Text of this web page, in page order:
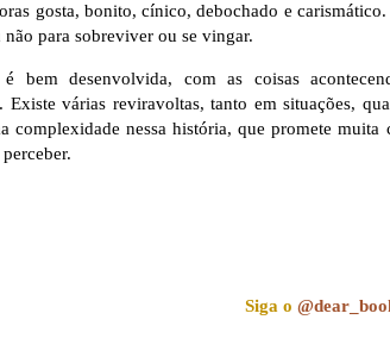
gosta, bonito, cínico, debochado e
para sobreviver ou se vingar.
bem desenvolvida, com as coisas
Existe várias reviravoltas, tanto em situações,
complexidade nessa história, que promete
Siga o